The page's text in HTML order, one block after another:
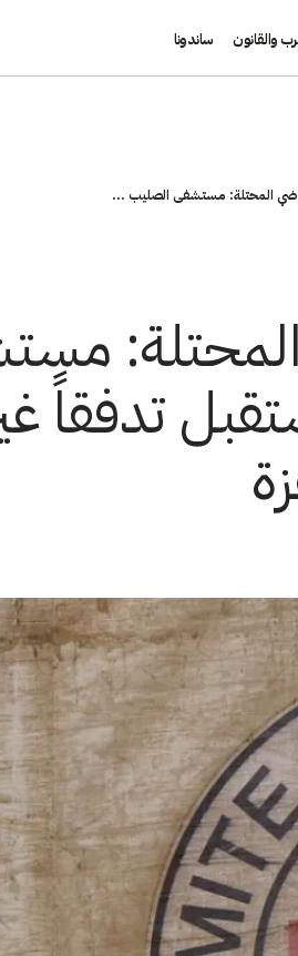
والقانون ساندونا
المحتلة: مستشفى الصليب ...
المحتلة: